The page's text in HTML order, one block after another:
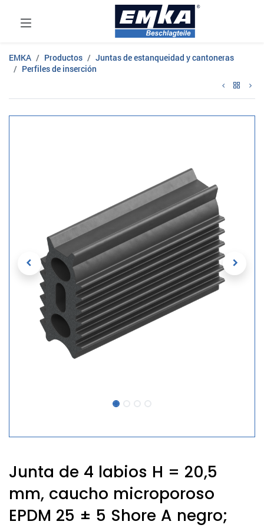
EMKA Productos
Juntas de estanqueidad y cantoneras
Perfiles de inserción
Junta de 4 labios H = 20,5
mm, caucho microporoso
EPDM 25 ± 5 Shore A negro;